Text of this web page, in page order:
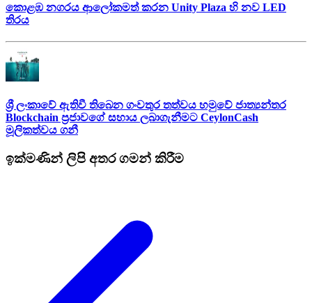
කොළඹ නගරය ආලෝකමත් කරන Unity Plaza හි නව LED
තිරය
ශ්‍රී ලංකාවේ ඇතිවී තිබෙන ගංවතුර තත්වය හමුවේ ජාත්‍යන්තර
Blockchain ප්‍රජාවගේ සහාය ලබාගැනීමට CeylonCash
මූලිකත්වය ග​නී
ඉක්මණින් ලිපි අතර ගමන් කිරීම